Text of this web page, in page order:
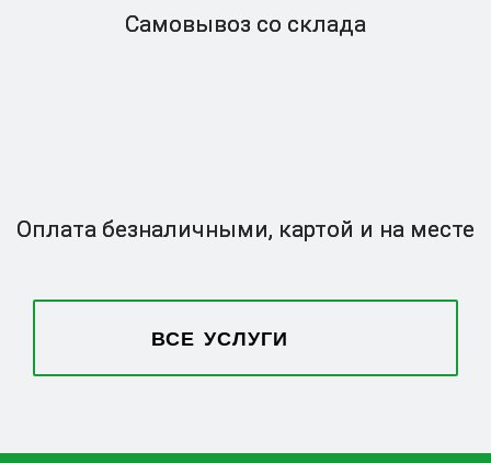
Самовывоз со склада
Оплата безналичными, картой и на месте
ВСЕ УСЛУГИ